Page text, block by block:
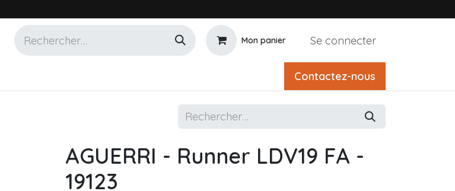
Mon panier Se connecter
Contactez-nous
AGUERRI - Runner LDV19 FA -
19123